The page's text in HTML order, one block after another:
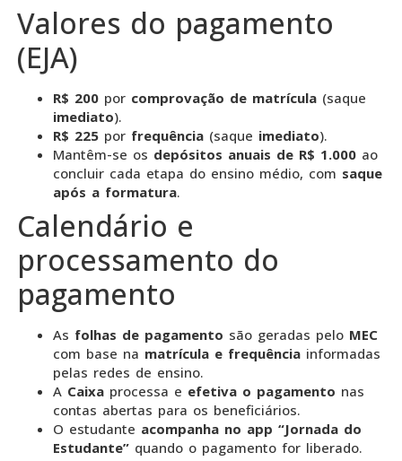
Valores do pagamento
(EJA)
R$ 200 por comprovação de matrícula (saque
imediato).
R$ 225 por frequência (saque imediato).
Mantêm-se os depósitos anuais de R$ 1.000 ao
concluir cada etapa do ensino médio, com saque
após a formatura.
Calendário e
processamento do
pagamento
As folhas de pagamento são geradas pelo MEC
com base na matrícula e frequência informadas
pelas redes de ensino.
A Caixa processa e efetiva o pagamento nas
contas abertas para os beneficiários.
O estudante acompanha no app “Jornada do
Estudante” quando o pagamento for liberado.